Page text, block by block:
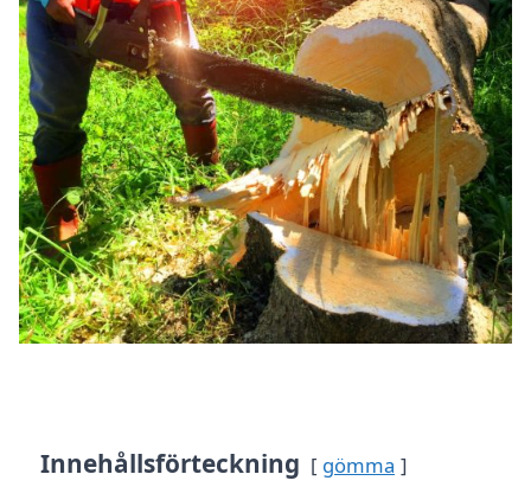
Innehållsförteckning gömma